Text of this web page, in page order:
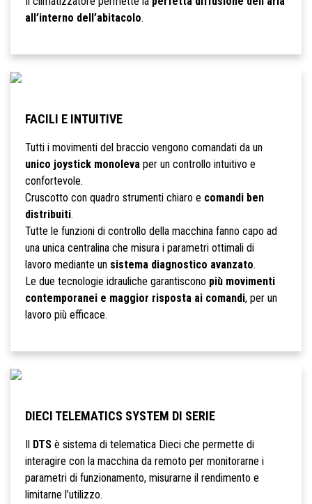
all’interno dell’abitacolo.
FACILI E INTUITIVE
Tutti i movimenti del braccio vengono comandati da un
unico joystick monolevaper un controllo intuitivo e
confortevole.
Cruscotto con quadro strumenti chiaro e comandi ben
distribuiti.
Tutte le funzioni di controllo della macchina fanno capo ad
una unica centralina che misura i parametri ottimali di
lavoro mediante un sistema diagnostico avanzato.
Le due tecnologie idrauliche garantiscono più movimenti
contemporanei e maggior risposta ai comandi, per un
lavoro più efficace.
DIECI TELEMATICS SYSTEM DI SERIE
DTSè sistema di telematica Dieci che permette di
interagire con la macchina da remoto per monitorarne i
parametri di funzionamento, misurarne il rendimento e
limitarne l’utilizzo.